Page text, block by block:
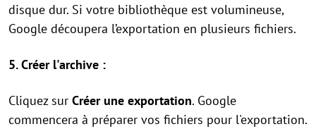
disque dur. Si votre bibliothèque est volumineuse,
Google découpera l’exportation en plusieurs fichiers.
5. Créer l'archive :
Cliquez sur Créer une exportation. Google
commencera à préparer vos fichiers pour l'exportation.